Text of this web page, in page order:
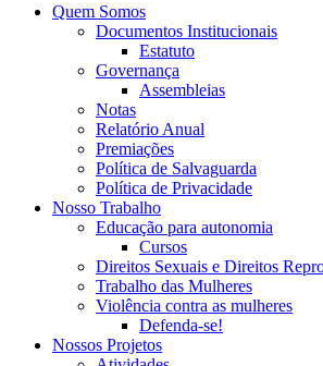
Quem Somos
Documentos Institucionais
Estatuto
Governança
Assembleias
Notas
Relatório Anual
Premiações
Política de Salvaguarda
Política de Privacidade
Nosso Trabalho
Educação para autonomia
Cursos
Direitos Sexuais e Direitos
Trabalho das Mulheres
Violência contra as mulheres
Defenda-se!
Nossos Projetos